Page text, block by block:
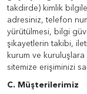
takdirde) kimlik
adresiniz, telefon
yürütülmesi, bilgi
şikayetlerin takibi,
kurum ve kuruluşlara
sitemize erişiminizi
C. Müşterilerimiz